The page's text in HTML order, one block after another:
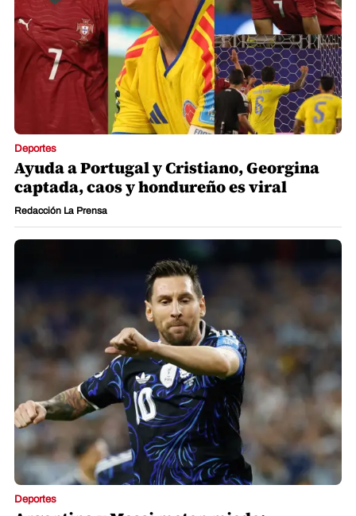
clasificación
Redacción La Prensa
Ayuda a Portugal y Cristiano, Georgina
captada, caos y hondureño es viral
Redacción La Prensa